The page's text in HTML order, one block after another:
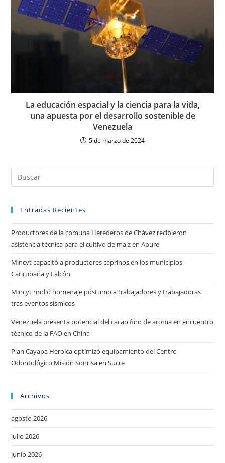
La educación espacial y la ciencia para la vida,
una apuesta por el desarrollo sostenible de
Venezuela
5 de marzo de 2024
Entradas Recientes
Productores de la comuna Herederos de Chávez recibieron
asistencia técnica para el cultivo de maíz en Apure
Mincyt capacitó a productores caprinos en los municipios
Carirubana y Falcón
Mincyt rindió homenaje póstumo a trabajadores y trabajadoras
tras eventos sísmicos
Venezuela presenta potencial del cacao fino de aroma en encuentro
técnico de la FAO en China
Plan Cayapa Heroica optimizó equipamiento del Centro
Odontológico Misión Sonrisa en Sucre
Archivos
agosto 2026
julio 2026
junio 2026